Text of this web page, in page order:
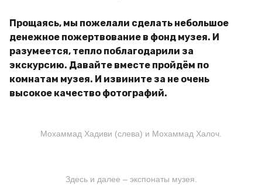
Прощаясь, мы пожелали сделать небольшое
денежное пожертвование в фонд музея. И
разумеется, тепло поблагодарили за
экскурсию. Давайте вместе пройдём по
комнатам музея. И извините за не очень
высокое качество фотографий.
Мохаммад Хадиви (слева) и Мохаммад Халоч.
Здесь и далее – экспонаты музея.